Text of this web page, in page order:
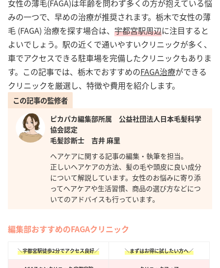
女性の薄毛(FAGA)は年齢を問わず多くの方が抱えている悩
みの一つで、早めの治療が推奨されます。栃木で女性の薄
毛 (FAGA) 治療を探す場合は、 宇都宮駅周辺に注目すると
よいでしょう。駅の近くで通いやすいクリニックが多く、
車でアクセスできる駐車場を完備したクリニックもありま
す。この記事では、栃木でおすすめのFAGA治療ができる
クリニックを厳選し、特徴や費用を紹介します。
この記事の監修者
ピカパカ編集部所属 公益社団法人日本毛髪科学
協会認定
毛髪診断士 吉井 麻里
ヘアケアに関する記事の編集・執筆を担当。
正しいヘアケアの方法、髪の毛や頭皮に良い成分
について解説しています。女性のお悩みに寄り添
ってヘアケアや生活習慣、商品の選び方などにつ
いてのアドバイスも行っています。
編集部おすすめのFAGAクリニック
＼宇都宮駅徒歩2分でアクセス良好／ ＼まずはお得に試したい方へ／